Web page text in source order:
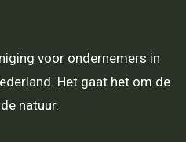
voor ondernemers in
Het gaat het om de
natuur.